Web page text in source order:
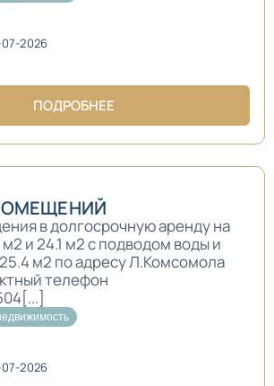
2026
ПОДРОБНЕЕ
в долгосрочную аренду на
и 24.1 м2 с подводом воды и
м2 по адресу Л.Комсомола
телефон
2026